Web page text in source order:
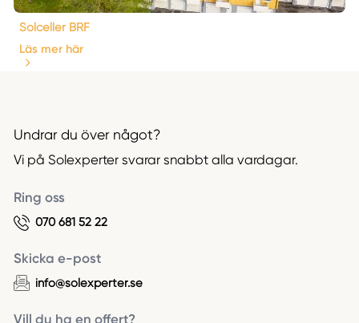
Solceller BRF
Läs mer här
Undrar du över något?
Vi på Solexperter svarar snabbt alla vardagar.
Ring oss
070 681 52 22
Skicka e-post
info@solexperter.se
Vill du ha en offert?